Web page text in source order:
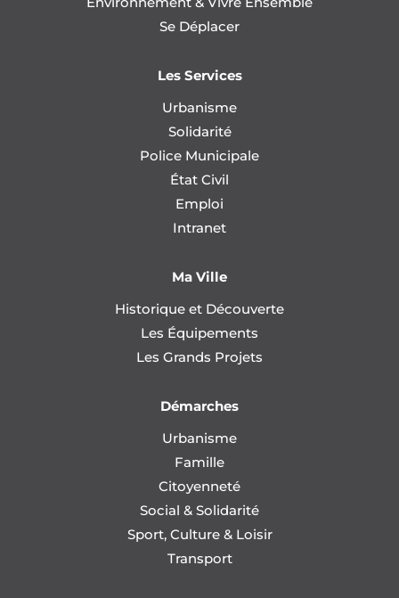
Se Déplacer
Les Services
Urbanisme
Solidarité
Police Municipale
État Civil
Emploi
Intranet
Ma Ville
Historique et Découverte
Les Équipements
Les Grands Projets
Démarches
Urbanisme
Famille
Citoyenneté
Social & Solidarité
Sport, Culture & Loisir
Transport